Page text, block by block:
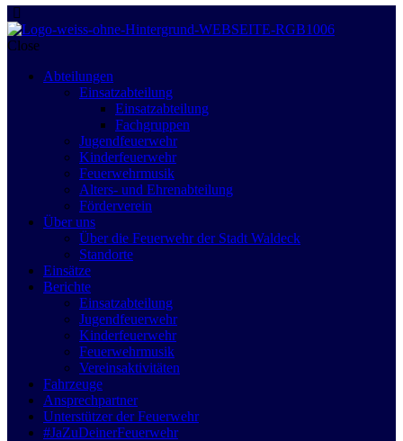
Close
Abteilungen
Einsatzabteilung
Einsatzabteilung
Fachgruppen
Jugendfeuerwehr
Kinderfeuerwehr
Feuerwehrmusik
Alters- und Ehrenabteilung
Förderverein
Über uns
Über die Feuerwehr der Stadt Waldeck
Standorte
Einsätze
Berichte
Einsatzabteilung
Jugendfeuerwehr
Kinderfeuerwehr
Feuerwehrmusik
Vereinsaktivitäten
Fahrzeuge
Ansprechpartner
Unterstützer der Feuerwehr
#JaZuDeinerFeuerwehr